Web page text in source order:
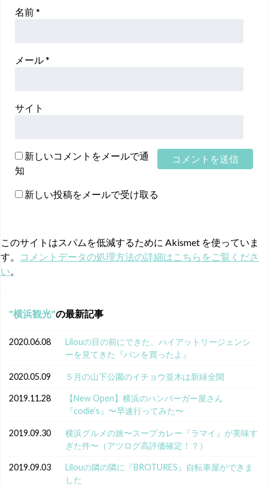
名前*
メール*
サイト
新しいコメントをメールで通
知
新しい投稿をメールで受け取る
このサイトはスパムを低減するために Akismet を使っていま
す。
コメントデータの処理方法の詳細はこちらをご覧くださ
い。
横浜観光 の最新記事
2020.06.08
Lilouの目の前にできた、ハイアットリージェンシ
ーを見てきた『パンを買ったよ』
2020.05.09 ５月の山下公園のイチョウ並木は新緑全開
2019.11.28
【New Open】横浜のハンバーガー屋さん
『codie’s』〜早速行ってみた〜
2019.09.30
横浜グルメの旅〜スープカレー『ラマイ』が美味す
ぎた件〜（アツログ高評価確定！？）
2019.09.03
Lilouの隣の隣に『BROTURES』自転車屋ができま
した